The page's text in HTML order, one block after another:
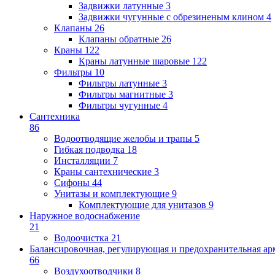
Задвижки латунные 3
Задвижки чугунные с обрезиненым клином 4
Клапаны 26
Клапаны обратные 26
Краны 122
Краны латунные шаровые 122
Фильтры 10
Фильтры латунные 3
Фильтры магнитные 3
Фильтры чугунные 4
Сантехника
86
Водоотводящие желобы и трапы 5
Гибкая подводка 18
Инсталляции 7
Краны сантехнические 3
Сифоны 44
Унитазы и комплектующие 9
Комплектующие для унитазов 9
Наружное водоснабжение
21
Водоочистка 21
Балансировочная, регулирующая и предохранительная
66
Воздухоотводчики 8